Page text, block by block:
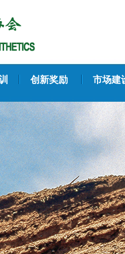
创新奖励 市场建